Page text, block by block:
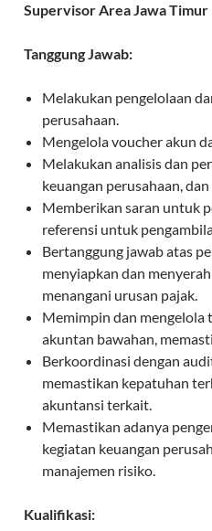
Supervisor Area Jawa Timur
Tanggung Jawab:
Melakukan pengelolaan
perusahaan.
Mengelola voucher akun
Melakukan analisis dan
keuangan perusahaan,
Memberikan saran untuk
referensi untuk
Bertanggung jawab atas
menyiapkan dan
menangani urusan pajak.
Memimpin dan mengelola
akuntan bawahan,
Berkoordinasi dengan
memastikan kepatuhan
akuntansi terkait.
Memastikan adanya
kegiatan keuangan
manajemen risiko.
Kualifikasi: